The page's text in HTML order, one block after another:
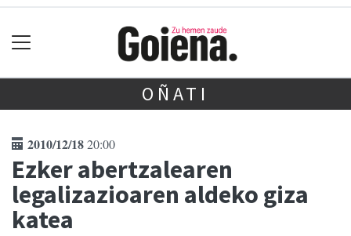
OÑATI
2010/12/1820:00
Ezker abertzalearen
legalizazioaren aldeko giza
katea